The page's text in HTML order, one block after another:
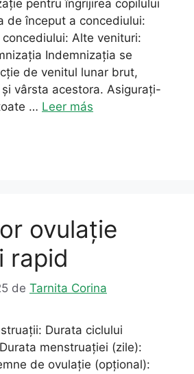
pentru îngrijirea copilului
de început a concediului:
Alte venituri:
Indemnizația se
de venitul lunar brut,
vârsta acestora. Asigurați-
… Leer más
ovulație
rapid
de Tarnita Corina
Durata ciclului
menstruației (zile):
de ovulație (opțional):